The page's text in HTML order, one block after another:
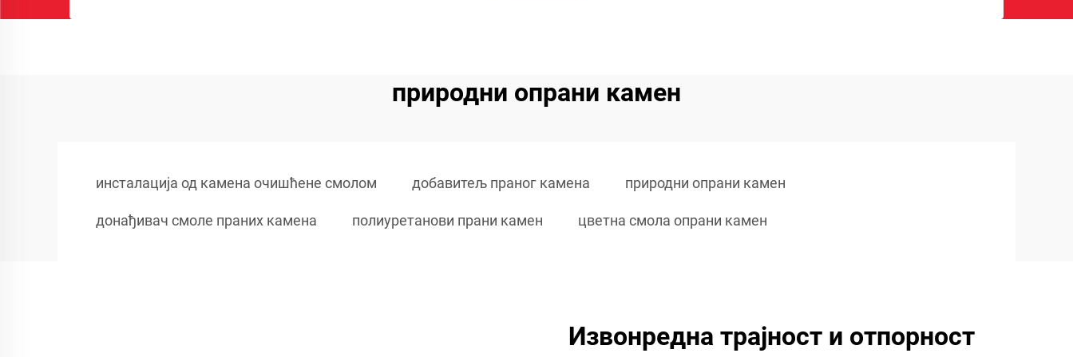
природни опрани камен
инсталација од камена очишћене смолом добавитељ праног камена природни опрани камен
донађивач смоле праних камена полиуретанови прани камен цветна смола опрани камен
Извонредна трајност и отпорност